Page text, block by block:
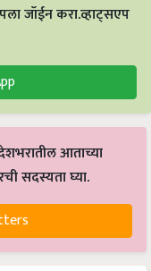
जॉईन करा.व्हाट्सएप
आताच्या
सदस्यता घ्या.